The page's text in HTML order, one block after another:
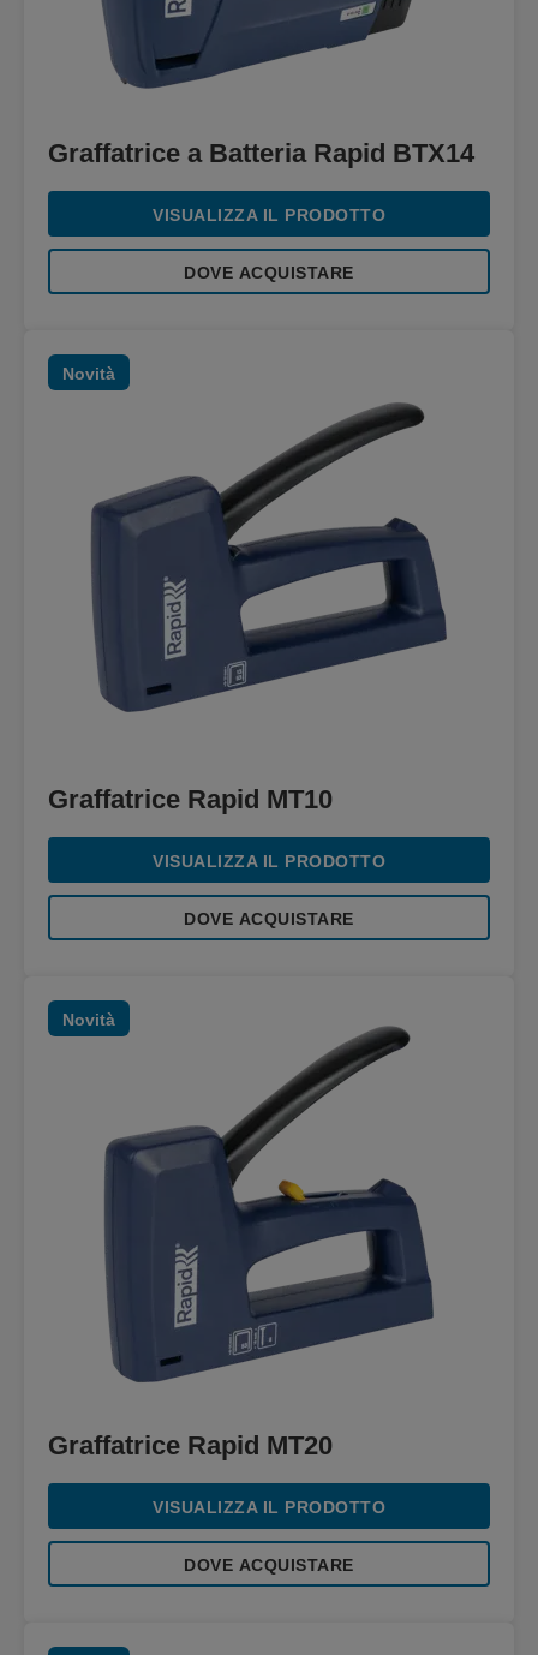
Graffatrice a Batteria Rapid BTX14
VISUALIZZA IL PRODOTTO
DOVE ACQUISTARE
Novità
Graffatrice Rapid MT10
VISUALIZZA IL PRODOTTO
DOVE ACQUISTARE
Novità
Graffatrice Rapid MT20
VISUALIZZA IL PRODOTTO
DOVE ACQUISTARE